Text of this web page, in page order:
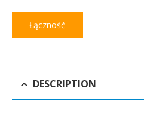
Łączność
DESCRIPTION